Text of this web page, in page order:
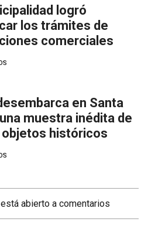
logró
los trámites de
comerciales
en Santa
muestra inédita de
históricos
abierto a comentarios